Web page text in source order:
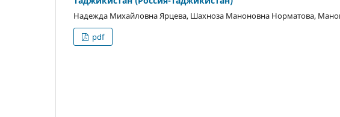
Надежда Михайловна Ярцева, Шахноза Маноновна Норматова,
pdf